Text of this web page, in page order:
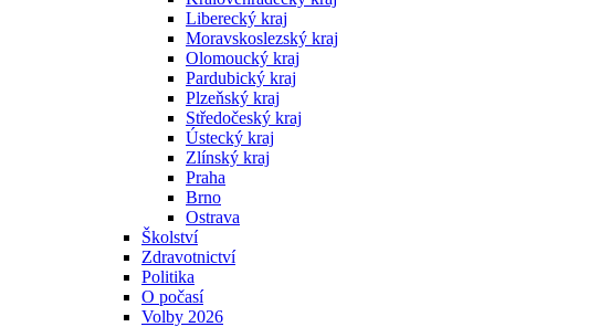
Liberecký kraj
Moravskoslezský kraj
Olomoucký kraj
Pardubický kraj
Plzeňský kraj
Středočeský kraj
Ústecký kraj
Zlínský kraj
Praha
Brno
Ostrava
Školství
Zdravotnictví
Politika
O počasí
Volby 2026